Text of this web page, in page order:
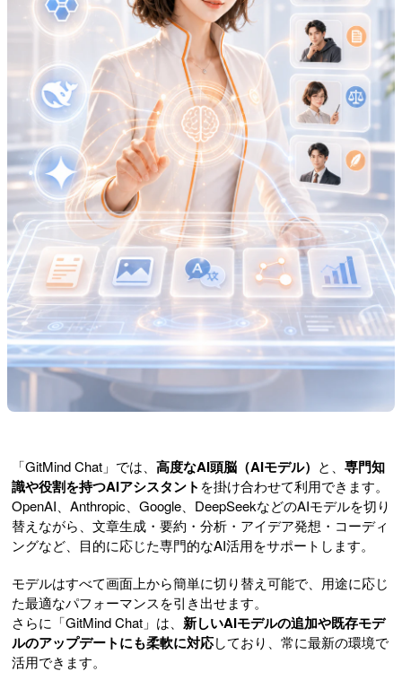
「GitMind Chat」では、 高度なAI頭脳（AIモデル） と、 専門知
識や役割を持つAIアシスタント を掛け合わせて利用できます。
OpenAI、Anthropic、Google、DeepSeekなどのAIモデルを切り
替えながら、文章生成・要約・分析・アイデア発想・コーディ
ングなど、目的に応じた専門的なAI活用をサポートします。
モデルはすべて画面上から簡単に切り替え可能で、用途に応じ
た最適なパフォーマンスを引き出せます。
さらに「GitMind Chat」は、 新しいAIモデルの追加や既存モデ
ルのアップデートにも柔軟に対応しており、常に最新の環境で
活用できます。